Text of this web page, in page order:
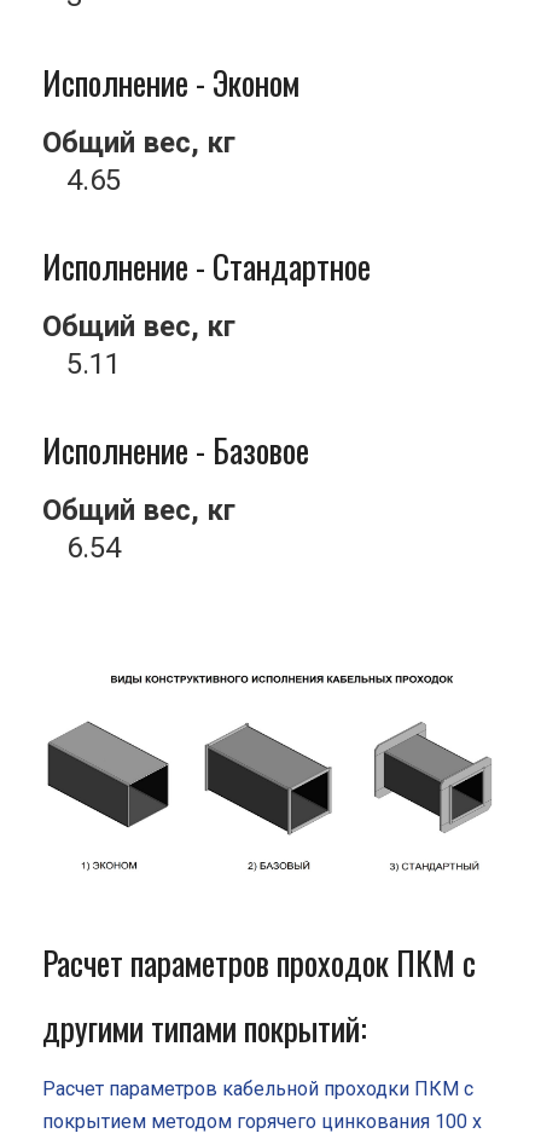
Исполнение - Эконом
Общий вес, кг
4.65
Исполнение - Стандартное
Общий вес, кг
5.11
Исполнение - Базовое
Общий вес, кг
6.54
Расчет параметров проходок ПКМ с
другими типами покрытий:
Расчет параметров кабельной проходки ПКМ с
покрытием методом горячего цинкования 100 x